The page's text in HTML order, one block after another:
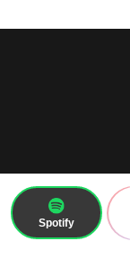
Spotify